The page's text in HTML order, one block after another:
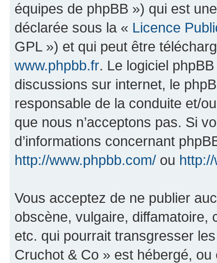
équipes de phpBB ») qui est
déclarée sous la « Licence
GPL ») et qui peut être
www.phpbb.fr. Le logiciel
discussions sur internet, le
responsable de la conduite et/
que nous n’acceptons pas. Si
d’informations concernant
http://www.phpbb.com/ ou
Vous acceptez de ne publier
obscène, vulgaire, diffamatoire,
etc. qui pourrait transgresser
Cruchot & Co » est hébergé,